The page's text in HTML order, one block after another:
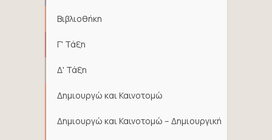
Βιβλιοθήκη
Γ' Τάξη
Δ' Τάξη
Δημιουργώ και Καινοτομώ
Δημιουργώ και Καινοτομώ – Δημιουργική